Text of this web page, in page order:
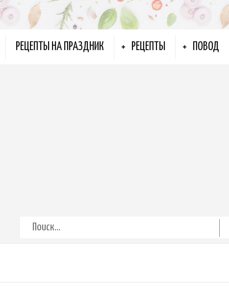
РЕЦЕПТЫ НА ПРАЗДНИК РЕЦЕПТЫ ПОВОД